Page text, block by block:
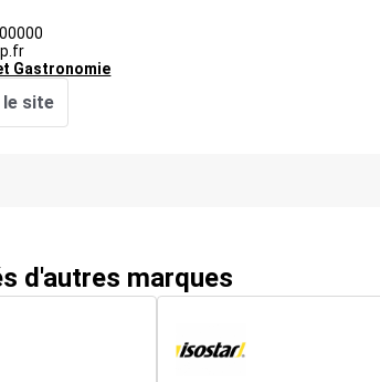
00000
Gastronomie
site
d'autres marques